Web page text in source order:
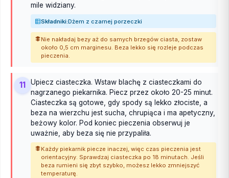
mile widziany.
Składniki:Dżem z czarnej porzeczki
Nie nakładaj bezy aż do samych brzegów ciasta, zostaw
około 0,5 cm marginesu. Beza lekko się rozleje podczas
pieczenia.
11
Upiecz ciasteczka. Wstaw blachę z ciasteczkami do
nagrzanego piekarnika. Piecz przez około 20-25 minut.
Ciasteczka są gotowe, gdy spody są lekko złociste, a
beza na wierzchu jest sucha, chrupiąca i ma apetyczny,
beżowy kolor. Pod koniec pieczenia obserwuj je
uważnie, aby beza się nie przypaliła.
Każdy piekarnik piecze inaczej, więc czas pieczenia jest
orientacyjny. Sprawdzaj ciasteczka po 18 minutach. Jeśli
beza rumieni się zbyt szybko, możesz lekko zmniejszyć
temperaturę.